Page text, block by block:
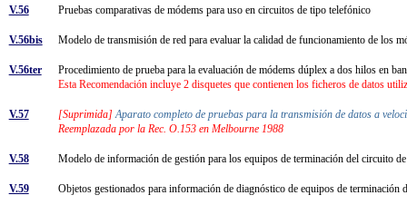
V.56 Pruebas comparativas de módems para uso en circuitos de tipo telefónico
V.56bis Modelo de transmisión de red para evaluar la calidad de funcionamiento de los
V.56ter
Procedimiento de prueba para la evaluación de módems dúplex a dos hilos en
Esta Recomendación incluye 2 disquetes que contienen los ficheros de datos
V.57 [Suprimida] Aparato completo de pruebas para la transmisión de datos a
Reemplazada por la Rec. O.153 en Melbourne 1988
V.58 Modelo de información de gestión para los equipos de terminación del circuito
V.59 Objetos gestionados para información de diagnóstico de equipos de